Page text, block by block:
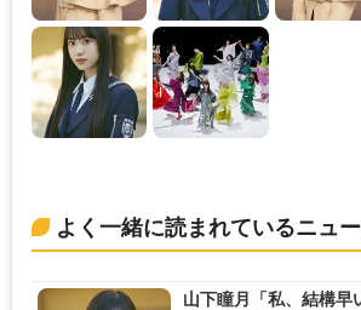
よく一緒に読まれているニュ
山下瞳月「私、結構早